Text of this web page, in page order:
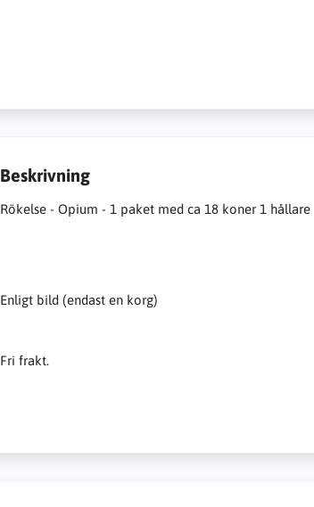
Beskrivning
Rökelse - Opium - 1 paket med ca 18 koner 1 hållare
Enligt bild (endast en korg)
Fri frakt.